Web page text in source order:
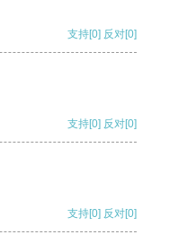
支持[0] 反对[0]
支持[0] 反对[0]
支持[0] 反对[0]